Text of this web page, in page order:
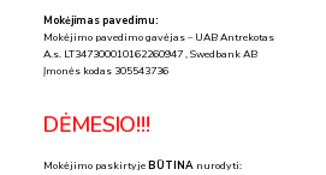
Mokėjimas pavedimu:
Mokėjimo pavedimo gavėjas – UAB Antrekotas
A.s. LT347300010162260947 , Swedbank AB
Įmonės kodas 305543736
DĖMESIO!!!
Mokėjimo paskirtyjeBŪTINA nurodyti: